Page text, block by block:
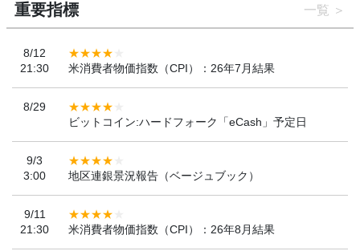
重要指標 一覧
8/12
21:30
米消費者物価指数（CPI）：26年7月結果
8/29
ビットコイン:ハードフォーク「eCash」予定日
9/3
3:00
地区連銀景況報告（ベージュブック）
9/11
21:30
米消費者物価指数（CPI）：26年8月結果